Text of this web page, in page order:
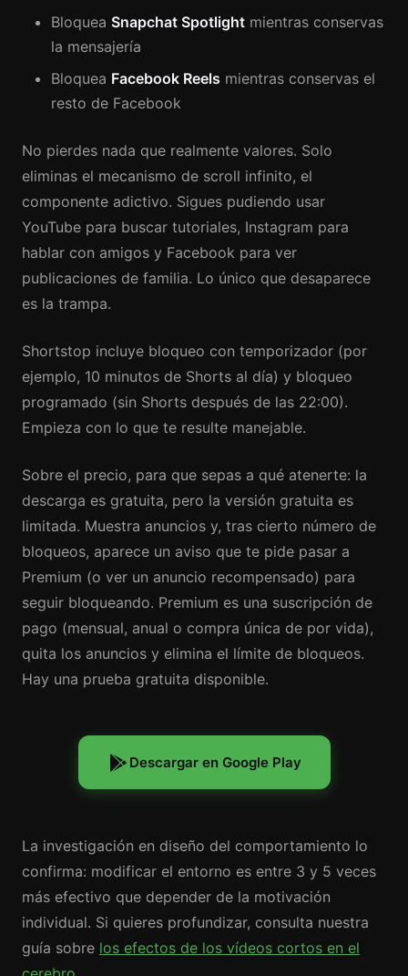
Bloquea Snapchat Spotlight mientras conservas
la mensajería
Bloquea Facebook Reels mientras conservas el
resto de Facebook
No pierdes nada que realmente valores. Solo
eliminas el mecanismo de scroll infinito, el
componente adictivo. Sigues pudiendo usar
YouTube para buscar tutoriales, Instagram para
hablar con amigos y Facebook para ver
publicaciones de familia. Lo único que desaparece
es la trampa.
Shortstop incluye bloqueo con temporizador (por
ejemplo, 10 minutos de Shorts al día) y bloqueo
programado (sin Shorts después de las 22:00).
Empieza con lo que te resulte manejable.
Sobre el precio, para que sepas a qué atenerte: la
descarga es gratuita, pero la versión gratuita es
limitada. Muestra anuncios y, tras cierto número de
bloqueos, aparece un aviso que te pide pasar a
Premium (o ver un anuncio recompensado) para
seguir bloqueando. Premium es una suscripción de
pago (mensual, anual o compra única de por vida),
quita los anuncios y elimina el límite de bloqueos.
Hay una prueba gratuita disponible.
Descargar en Google Play
La investigación en diseño del comportamiento lo
confirma: modificar el entorno es entre 3 y 5 veces
más efectivo que depender de la motivación
individual. Si quieres profundizar, consulta nuestra
guía sobre los efectos de los vídeos cortos en el